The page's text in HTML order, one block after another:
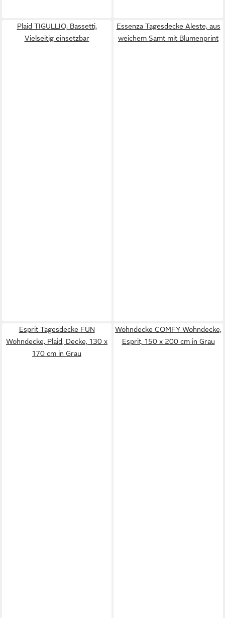
Plaid TIGULLIO, Bassetti,
Vielseitig einsetzbar
Essenza Tagesdecke Aleste, aus
weichem Samt mit Blumenprint
Esprit Tagesdecke FUN
Wohndecke, Plaid, Decke, 130 x
170 cm in Grau
Wohndecke COMFY Wohndecke,
Esprit, 150 x 200 cm in Grau